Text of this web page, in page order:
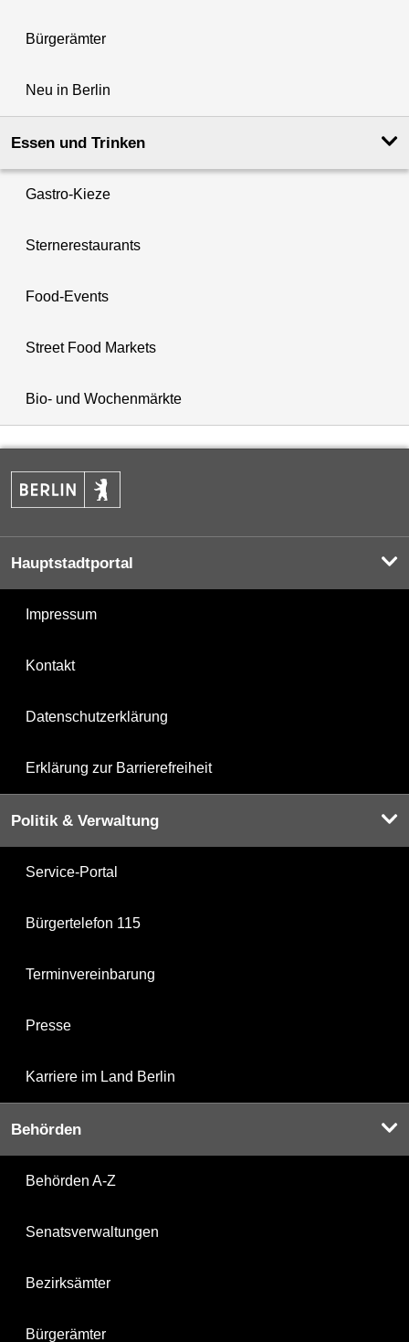
Bürgerämter
Neu in Berlin
Essen und Trinken
Gastro-Kieze
Sternerestaurants
Food-Events
Street Food Markets
Bio- und Wochenmärkte
Hauptstadtportal
Impressum
Kontakt
Datenschutzerklärung
Erklärung zur Barrierefreiheit
Politik & Verwaltung
Service-Portal
Bürgertelefon 115
Terminvereinbarung
Presse
Karriere im Land Berlin
Behörden
Behörden A-Z
Senatsverwaltungen
Bezirksämter
Bürgerämter